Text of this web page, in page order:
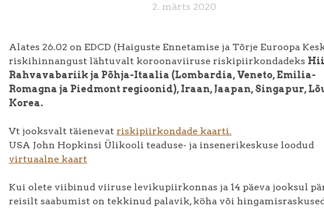
2. märts 2020
Alates 26.02 on EDCD (Haiguste Ennetamise ja Tõrje Euroopa
riskihinnangust lähtuvalt koroonaviiruse riskipiirkondadeks
Rahvavabariik ja Põhja-Itaalia (Lombardia, Veneto, Emilia-
Romagna ja Piedmont regioonid), Iraan, Jaapan, Singapur,
Korea.
Vt jooksvalt täienevat riskipiirkondade kaarti.
USA John Hopkinsi Ülikooli teaduse- ja insenerikeskuse loodud
virtuaalne kaart
Kui olete viibinud viiruse levikupiirkonnas ja 14 päeva jooksul
reisilt saabumist on tekkinud palavik, köha või